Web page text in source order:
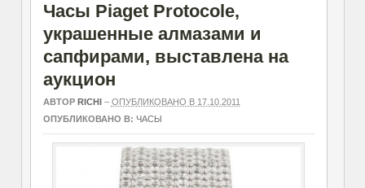
Часы Piaget Protocole,
украшенные алмазами и
сапфирами, выставлена на
аукцион
АВТОР RICHI– ОПУБЛИКОВАНО В 17.10.2011
ОПУБЛИКОВАНО В: ЧАСЫ